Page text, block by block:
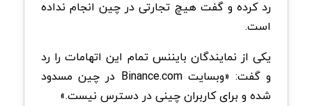
رد کرده و گفت هیچ تجارتی در چین انجام نداده
است.
یکی از نمایندگان بایننس تمام این اتهامات را رد
و گفت: «وبسایت Binance.com در چین مسدود
شده و برای کاربران چینی در دسترس نیست.»